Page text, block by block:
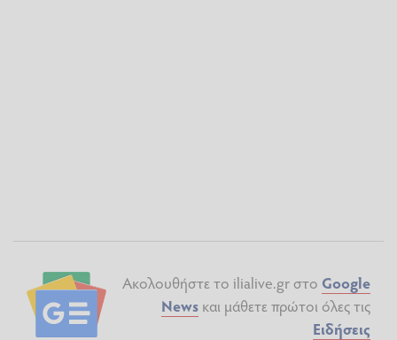
Ακολουθήστε το ilialive.gr στο Google
News και μάθετε πρώτοι όλες τις
Ειδήσεις